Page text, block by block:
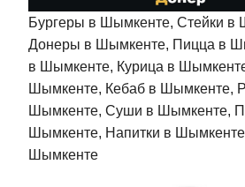
Бургеры в Шымкенте, Стейки в
Донеры в Шымкенте, Пицца в
в Шымкенте, Курица в
Шымкенте, Кебаб в Шымкенте,
Шымкенте, Суши в Шымкенте,
Шымкенте, Напитки в
Шымкенте